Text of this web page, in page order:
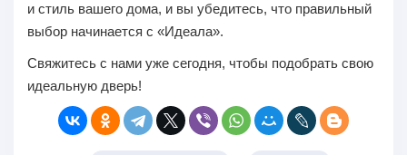
и стиль вашего дома, и вы убедитесь, что правильный
выбор начинается с «Идеала».
Свяжитесь с нами уже сегодня, чтобы подобрать свою
идеальную дверь!